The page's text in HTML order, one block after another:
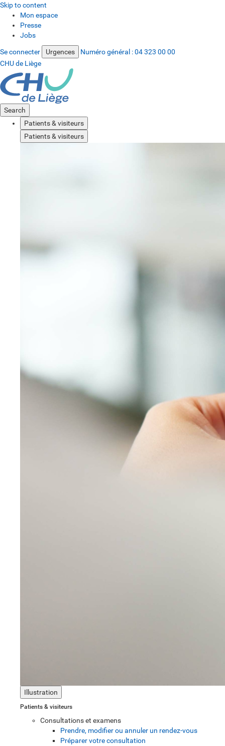
Skip to content
Mon espace
Presse
Jobs
Se connecter Urgences Numéro général :04 323 00 00
CHU de Liège
Search
Patients & visiteurs
Patients & visiteurs
Illustration
Patients & visiteurs
Consultations et examens
Prendre, modifier ou annuler un rendez-vous
Préparer votre consultation